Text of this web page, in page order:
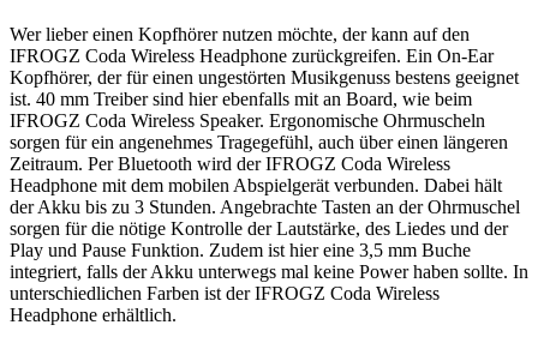
Wer lieber einen Kopfhörer nutzen möchte, der kann auf den
IFROGZ Coda Wireless Headphone zurückgreifen. Ein On-Ear
Kopfhörer, der für einen ungestörten Musikgenuss bestens geeignet
ist. 40 mm Treiber sind hier ebenfalls mit an Board, wie beim
IFROGZ Coda Wireless Speaker. Ergonomische Ohrmuscheln
sorgen für ein angenehmes Tragegefühl, auch über einen längeren
Zeitraum. Per Bluetooth wird der IFROGZ Coda Wireless
Headphone mit dem mobilen Abspielgerät verbunden. Dabei hält
der Akku bis zu 3 Stunden. Angebrachte Tasten an der Ohrmuschel
sorgen für die nötige Kontrolle der Lautstärke, des Liedes und der
Play und Pause Funktion. Zudem ist hier eine 3,5 mm Buche
integriert, falls der Akku unterwegs mal keine Power haben sollte. In
unterschiedlichen Farben ist der IFROGZ Coda Wireless
Headphone erhältlich.